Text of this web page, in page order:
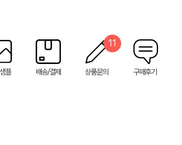
플 배송/결제 상품문의
11
구매후기